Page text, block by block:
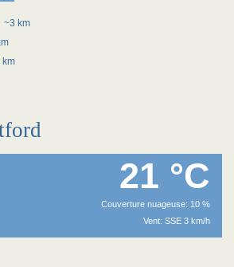
~3 km
km
21 °C
Couverture nuageuse: 10 %
Vent: SSE 3 km/h